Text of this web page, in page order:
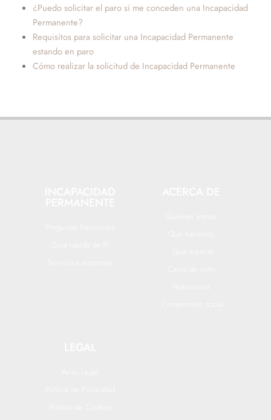
¿Puedo solicitar el paro si me conceden una Incapacidad
Permanente?
Requisitos para solicitar una Incapacidad Permanente
estando en paro
Cómo realizar la solicitud de Incapacidad Permanente